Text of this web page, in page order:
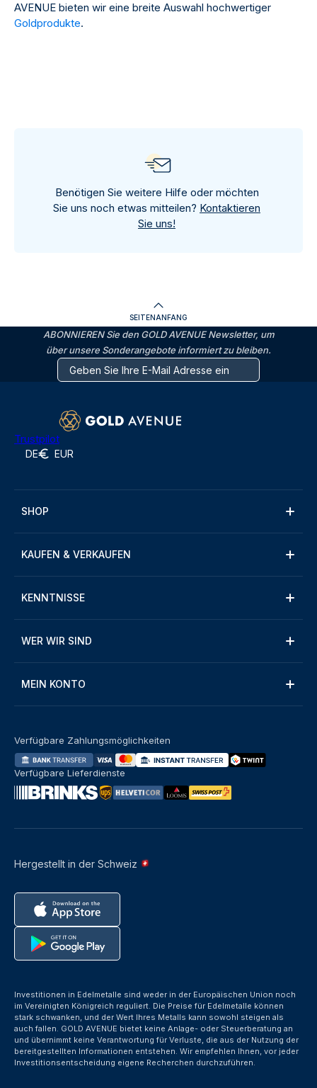
AVENUE bieten wir eine breite Auswahl hochwertiger
Goldprodukte.
Benötigen Sie weitere Hilfe oder möchten
Sie uns noch etwas mitteilen? Kontaktieren
Sie uns!
SEITENANFANG
ABONNIEREN Sie den GOLD AVENUE Newsletter, um
über unsere Sonderangebote informiert zu bleiben.
Trustpilot
DE EUR
SHOP
KAUFEN & VERKAUFEN
KENNTNISSE
WER WIR SIND
MEIN KONTO
Hergestellt in der Schweiz
Verfügbare Zahlungsmöglichkeiten
Verfügbare Lieferdienste
Investitionen in Edelmetalle sind weder in der Europäischen Union noch
im Vereinigten Königreich reguliert. Die Preise für Edelmetalle können
stark schwanken, und der Wert Ihres Metalls kann sowohl steigen als
auch fallen. GOLD AVENUE bietet keine Anlage- oder Steuerberatung an
und übernimmt keine Verantwortung für Verluste, die aus der Nutzung der
bereitgestellten Informationen entstehen. Wir empfehlen Ihnen, vor jeder
Investitionsentscheidung eigene Recherchen durchzuführen.